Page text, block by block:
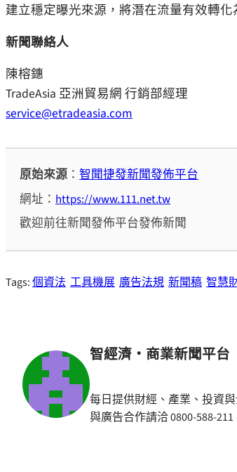
建立穩定曝光來源，將潛在流量有效轉
新聞聯絡人
陳榕鏸
TradeAsia 亞洲貿易網 行銷部經理
service@etradeasia.com
原始來源 ：智聞捷發新聞發佈平台
網址： https://www.111.net.tw
歡迎前往新聞發佈平台發佈新聞
Tags:個資法 工具機展 廣告法規 新聞稿 智慧
智經濟・商業新聞平台
每日提供財經、產業、投資
與廣告合作請洽 0800-588-211